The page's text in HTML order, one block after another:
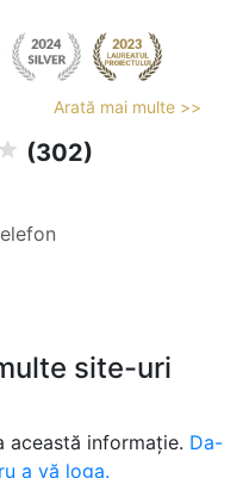
Arată mai multe >>
(302)
site-uri
această informație. Da-
a vă loga.